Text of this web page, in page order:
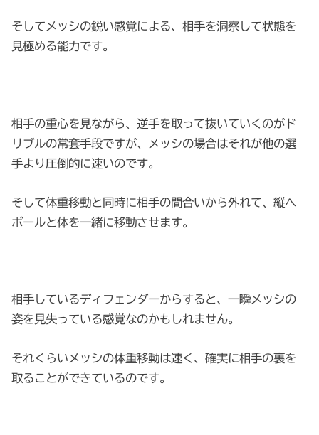
そしてメッシの鋭い感覚による、相手を洞察して状態を
見極める能力です。
相手の重心を見ながら、逆手を取って抜いていくのがド
リブルの常套手段ですが、メッシの場合はそれが他の選
手より圧倒的に速いのです。
そして体重移動と同時に相手の間合いから外れて、縦へ
ボールと体を一緒に移動させます。
相手しているディフェンダーからすると、一瞬メッシの
姿を見失っている感覚なのかもしれません。
それくらいメッシの体重移動は速く、確実に相手の裏を
取ることができているのです。